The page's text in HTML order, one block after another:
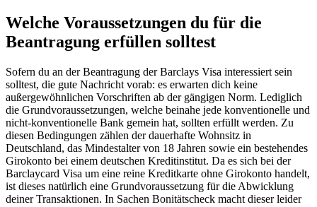
Welche Voraussetzungen du für die
Beantragung erfüllen solltest
Sofern du an der Beantragung der Barclays Visa interessiert sein
solltest, die gute Nachricht vorab: es erwarten dich keine
außergewöhnlichen Vorschriften ab der gängigen Norm. Lediglich
die Grundvoraussetzungen, welche beinahe jede konventionelle und
nicht-konventionelle Bank gemein hat, sollten erfüllt werden. Zu
diesen Bedingungen zählen der dauerhafte Wohnsitz in
Deutschland, das Mindestalter von 18 Jahren sowie ein bestehendes
Girokonto bei einem deutschen Kreditinstitut. Da es sich bei der
Barclaycard Visa um eine reine Kreditkarte ohne Girokonto handelt,
ist dieses natürlich eine Grundvoraussetzung für die Abwicklung
deiner Transaktionen. In Sachen Bonitätscheck macht dieser leider